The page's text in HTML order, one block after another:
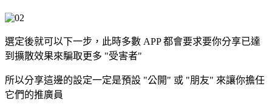
選定後就可以下一步，此時多數 APP 都會要求要你分享已達
到擴散效果來騙取更多 "受害者"
所以分享這邊的設定一定是預設 "公開" 或 "朋友" 來讓你擔任
它們的推廣員